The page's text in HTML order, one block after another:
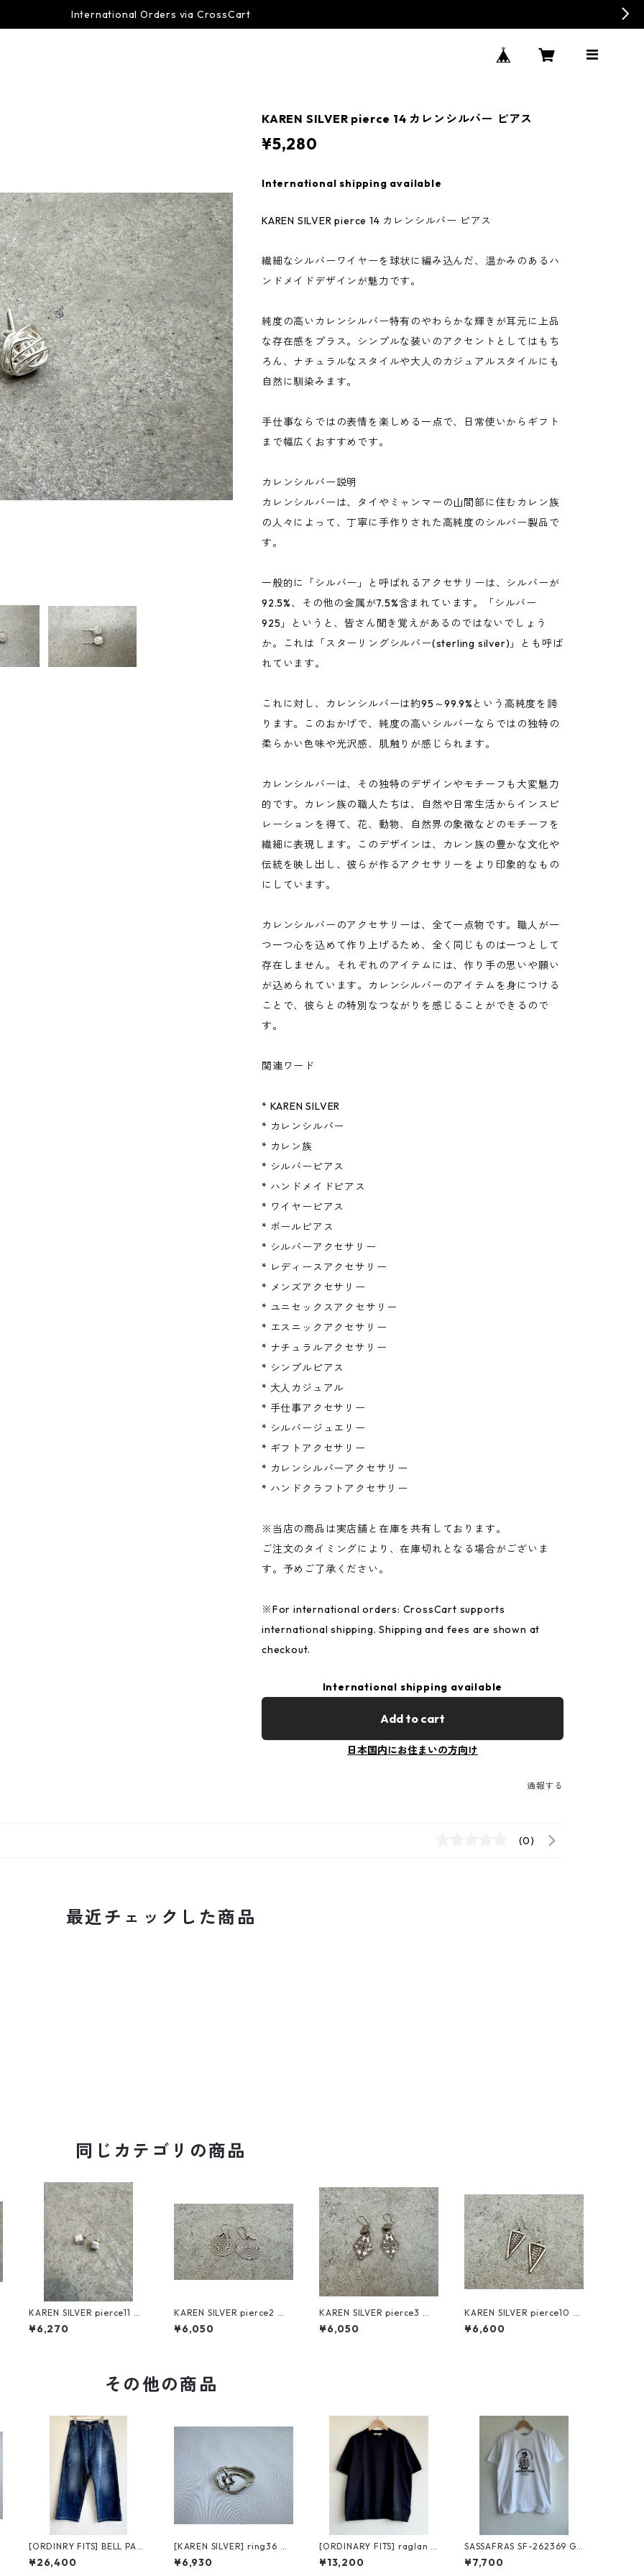
International Orders via CrossCart
KAREN SILVER pierce 14 カレンシルバー ピアス
¥5,280
International shipping available
KAREN SILVER pierce 14 カレンシルバー ピアス
繊細なシルバーワイヤーを球状に編み込んだ、温かみのあるハ
ンドメイドデザインが魅力です。
純度の高いカレンシルバー特有のやわらかな輝きが耳元に上品
な存在感をプラス。シンプルな装いのアクセントとしてはもち
ろん、ナチュラルなスタイルや大人のカジュアルスタイルにも
自然に馴染みます。
手仕事ならではの表情を楽しめる一点で、日常使いからギフト
まで幅広くおすすめです。
カレンシルバー説明
カレンシルバーは、タイやミャンマーの山間部に住むカレン族
の人々によって、丁寧に手作りされた高純度のシルバー製品で
す。
一般的に「シルバー」と呼ばれるアクセサリーは、シルバーが
92.5%、その他の金属が7.5%含まれています。「シルバー
925」というと、皆さん聞き覚えがあるのではないでしょう
か。これは「スターリングシルバー(sterling silver)」とも呼ば
れています。
これに対し、カレンシルバーは約95～99.9%という高純度を誇
ります。このおかげで、純度の高いシルバーならではの独特の
柔らかい色味や光沢感、肌触りが感じられます。
カレンシルバーは、その独特のデザインやモチーフも大変魅力
的です。カレン族の職人たちは、自然や日常生活からインスピ
レーションを得て、花、動物、自然界の象徴などのモチーフを
繊細に表現します。このデザインは、カレン族の豊かな文化や
伝統を映し出し、彼らが作るアクセサリーをより印象的なもの
にしています。
カレンシルバーのアクセサリーは、全て一点物です。職人が一
つ一つ心を込めて作り上げるため、全く同じものは一つとして
存在しません。それぞれのアイテムには、作り手の思いや願い
が込められています。カレンシルバーのアイテムを身につける
ことで、彼らとの特別なつながりを感じることができるので
す。
関連ワード
* KAREN SILVER
* カレンシルバー
* カレン族
* シルバーピアス
* ハンドメイドピアス
* ワイヤーピアス
* ボールピアス
* シルバーアクセサリー
* レディースアクセサリー
* メンズアクセサリー
* ユニセックスアクセサリー
* エスニックアクセサリー
* ナチュラルアクセサリー
* シンプルピアス
* 大人カジュアル
* 手仕事アクセサリー
* シルバージュエリー
* ギフトアクセサリー
* カレンシルバーアクセサリー
* ハンドクラフトアクセサリー
※当店の商品は実店舗と在庫を共有しております。
ご注文のタイミングにより、在庫切れとなる場合がございま
す。予めご了承ください。
※For international orders: CrossCart supports
international shipping. Shipping and fees are shown at
checkout.
International shipping available
Add to cart
日本国内にお住まいの方向け
通報する
(0)
最近チェックした商品
同じカテゴリの商品
KAREN SILVER pierce11 カ
レンシルバー ピアス
¥6,270
KAREN SILVER pierce2 カ
レンシルバー ピアス
¥6,050
KAREN SILVER pierce3 カ
レンシルバー ピアス
¥6,050
KAREN SILVER pierce10 カ
レンシルバー ピアス
¥6,600
その他の商品
[ORDINRY FITS] BELL PANT
S オーディナリーフィッツ
ベルパンツ 180-325 ライト
¥26,400
[KAREN SILVER] ring36 カ
レンシルバー リング 21号
¥6,930
[ORDINARY FITS] raglan t
ee CS035 オーディナリーフ
ィッツ ラグランティー char
¥13,200
SASSAFRAS SF-262369 G.
D.U.BROS.T 1/2 white ササ
フラス ジーディーユーブロ
¥7,700